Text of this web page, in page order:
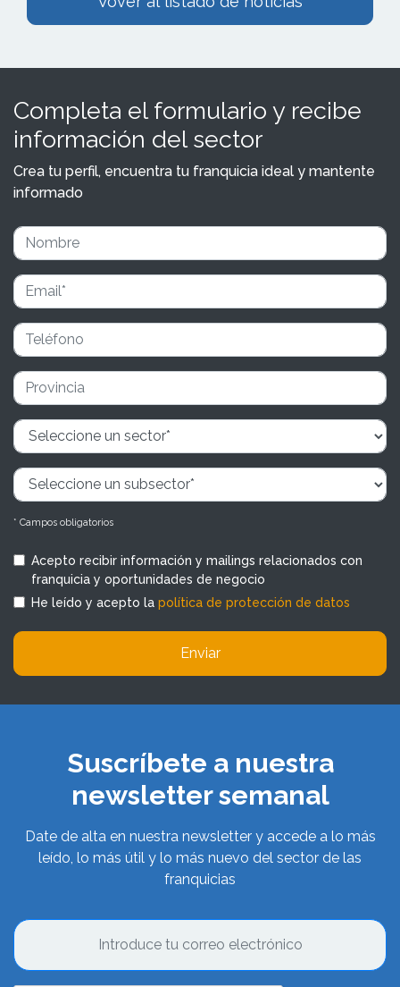
Completa el formulario y recibe
información del sector
Crea tu perfil, encuentra tu franquicia ideal y mantente
informado
* Campos obligatorios
Acepto recibir información y mailings relacionados con
franquicia y oportunidades de negocio
He leído y acepto la política de protección de datos
Enviar
Suscríbete a nuestra
newsletter semanal
Date de alta en nuestra newsletter y accede a lo más
leído, lo más útil y lo más nuevo del sector de las
franquicias